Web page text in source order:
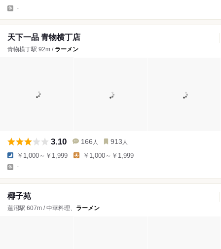
-
天下一品 青物横丁店
青物横丁駅 92m / ラーメン
3.10 166 人 913 人
￥1,000～￥1,999 ￥1,000～￥1,999
-
椰子苑
蓮沼駅 607m / 中華料理、 ラーメン